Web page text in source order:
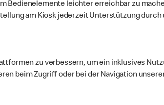
Bedienelemente leichter erreichbar zu
am Kiosk jederzeit Unterstützung durch
zu verbessern, um ein inklusives
beim Zugriff oder bei der Navigation